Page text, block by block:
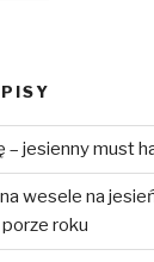
– jesienny must
wesele na
roku